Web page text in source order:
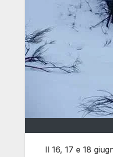
Il 16, 17 e 18